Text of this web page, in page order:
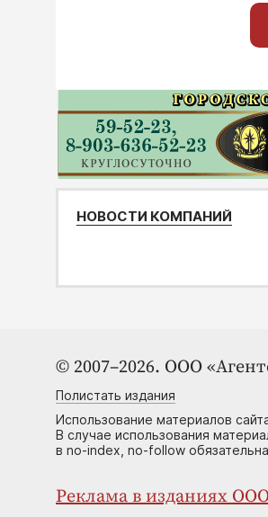
НОВОСТИ КОМПАНИЙ
© 2007–2026. ООО
Полистать издания
Использование материалов
В случае использования
в no-index, no-follow
Реклама в изданиях